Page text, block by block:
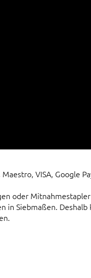
VISA, Google
oder Mitnahmestapler
in Siebmaßen. Deshalb